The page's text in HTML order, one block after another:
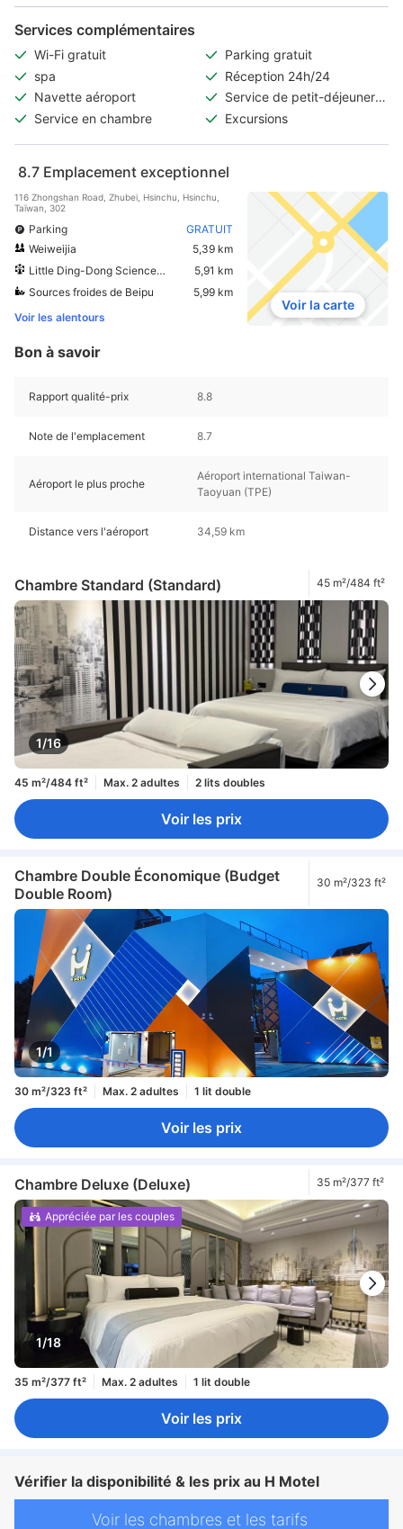
Services complémentaires
Wi-Fi gratuit
Parking gratuit
spa
Réception 24h/24
Navette aéroport
Service de petit-déjeuner à
emporter
Service en chambre Excursions
8.7 Emplacement exceptionnel
116 Zhongshan Road, Zhubei, Hsinchu, Hsinchu,
Taïwan, 302
Parking
GRATUIT
Weiweijia
5,39 km
Little Ding-Dong Science Theme Park
5,91 km
Sources froides de Beipu
5,99 km
Voir les alentours
Voir la carte
Bon à savoir
Rapport qualité-prix 8.8
Note de l'emplacement 8.7
Aéroport le plus proche
Aéroport international Taiwan-
Taoyuan (TPE)
Distance vers l'aéroport 34,59 km
Chambre Standard (Standard) 45 m²/484 ft²
1/16
45 m²/484 ft² Max. 2 adultes 2 lits doubles
Voir les prix
Chambre Double Économique (Budget
Double Room)
30 m²/323 ft²
1/1
30 m²/323 ft² Max. 2 adultes 1 lit double
Voir les prix
Chambre Deluxe (Deluxe) 35 m²/377 ft²
1/18
Appréciée par les couples
35 m²/377 ft² Max. 2 adultes 1 lit double
Voir les prix
Vérifier la disponibilité & les prix au H Motel
Voir les chambres et les tarifs